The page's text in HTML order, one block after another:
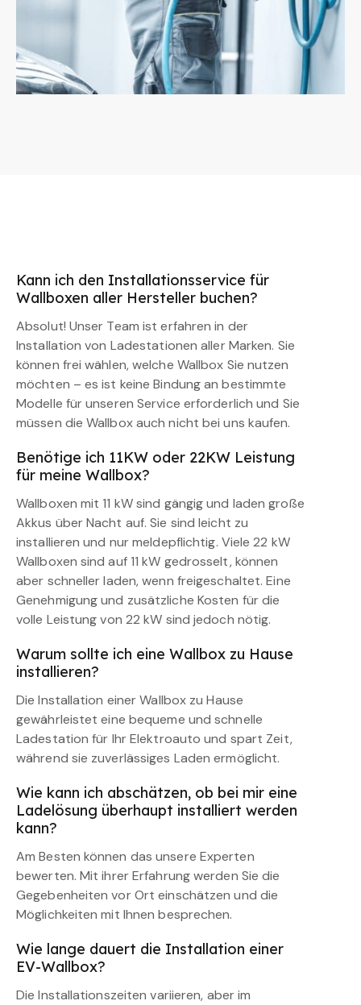
Kann ich den Installationsservice für
Wallboxen aller Hersteller buchen?
Absolut! Unser Team ist erfahren in der
Installation von Ladestationen aller Marken. Sie
können frei wählen, welche Wallbox Sie nutzen
möchten – es ist keine Bindung an bestimmte
Modelle für unseren Service erforderlich und Sie
müssen die Wallbox auch nicht bei uns kaufen.
Benötige ich 11KW oder 22KW Leistung
für meine Wallbox?
Wallboxen mit 11 kW sind gängig und laden große
Akkus über Nacht auf. Sie sind leicht zu
installieren und nur meldepflichtig. Viele 22 kW
Wallboxen sind auf 11 kW gedrosselt, können
aber schneller laden, wenn freigeschaltet. Eine
Genehmigung und zusätzliche Kosten für die
volle Leistung von 22 kW sind jedoch nötig.
Warum sollte ich eine Wallbox zu Hause
installieren?
Die Installation einer Wallbox zu Hause
gewährleistet eine bequeme und schnelle
Ladestation für Ihr Elektroauto und spart Zeit,
während sie zuverlässiges Laden ermöglicht.
Wie kann ich abschätzen, ob bei mir eine
Ladelösung überhaupt installiert werden
kann?
Am Besten können das unsere Experten
bewerten. Mit ihrer Erfahrung werden Sie die
Gegebenheiten vor Ort einschätzen und die
Möglichkeiten mit Ihnen besprechen.
Wie lange dauert die Installation einer
EV-Wallbox?
Die Installationszeiten variieren, aber im